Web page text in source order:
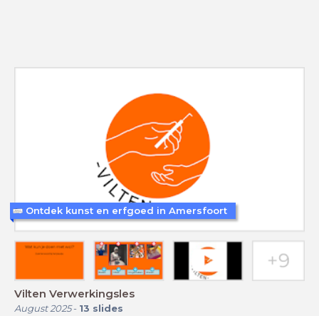
Vilten Verwerkingsles
August 2025- 13 slides
Ontdek kunst en erfgoed in Amersfoort